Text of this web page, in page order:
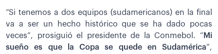
“Si tenemos a dos equipos (sudamericanos) en la final
va a ser un hecho histórico que se ha dado pocas
veces”, prosiguió el presidente de la Conmebol. “ Mi
sueño es que la Copa se quede en Sudamérica”,